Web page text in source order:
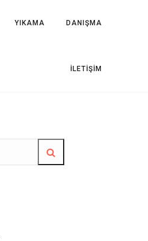
YIKAMA DANIŞMA
İLETIŞIM